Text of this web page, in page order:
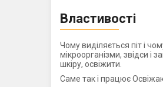
Властивості
Чому виділяється піт і
мікроорганізми, звідси і
шкіру, освіжити.
Саме так і працює